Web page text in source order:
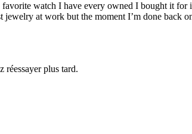
watch I have every owned I bought it
at work but the moment I’m done back
réessayer plus tard.